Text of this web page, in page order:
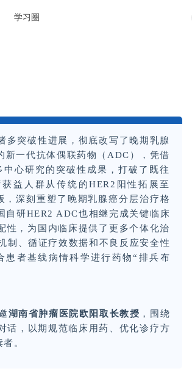
学习圈
多突破性进展，彻底改写了晚期乳腺
一代抗体偶联药物（ADC），凭借
心研究的突破性成果，打破了既往
益人群从传统的HER2阳性拓展至
深刻重塑了晚期乳腺癌分层治疗格
自研HER2 ADC也相继完成关键临床
性，为国内临床提供了更多个体化治
制、循证疗效数据和不良反应安全性
患者基线病情科学进行药物“排兵布
湖南省肿瘤医院欧阳取长教授 ，围绕
话，以期规范临床用药、优化诊疗方
。